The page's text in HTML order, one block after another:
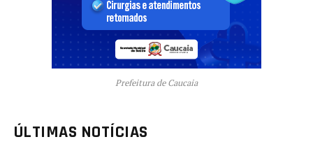
Prefeitura de Caucaia
ÚLTIMAS NOTÍCIAS